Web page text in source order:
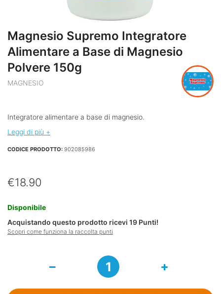
Magnesio Supremo Integratore
Alimentare a Base di Magnesio
Polvere 150g
MAGNESIO
Integratore alimentare a base di magnesio.
Leggi di più +
CODICE PRODOTTO: 902085986
€18.90
Disponibile
Acquistando questo prodotto ricevi 19 Punti!
Scopri come funziona la raccolta punti
Alimentare